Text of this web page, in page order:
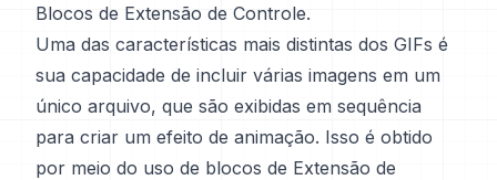
Blocos de Extensão de Controle.
Uma das características mais distintas dos GIFs é
sua capacidade de incluir várias imagens em um
único arquivo, que são exibidas em sequência
para criar um efeito de animação. Isso é obtido
por meio do uso de blocos de Extensão de